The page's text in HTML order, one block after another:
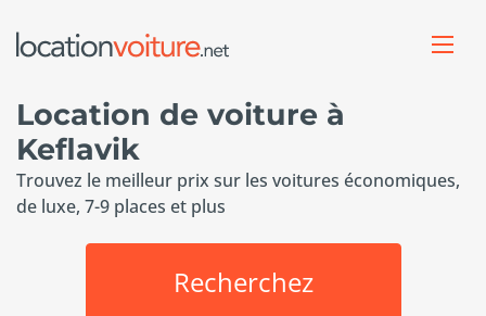
Location de voiture à
Keflavik
Trouvez le meilleur prix sur les voitures économiques,
de luxe, 7-9 places et plus
Recherchez